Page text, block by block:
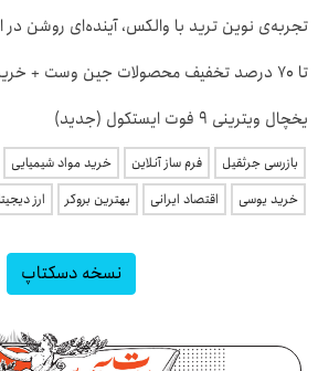
تجربه‌ی نوین ترید با والکس، آینده‌ای روشن
تا 70 درصد تخفیف محصولات جین وست + خرید در 4 قسط
یخچال ویترینی 9 فوت ایستکول (جدید)
بازرسی جرثقیل فرم ساز آنلاین خرید مواد شیمیایی
خرید یوسی
اقتصاد ایرانی بهترین بروکر ارز
نسخه دسکتاپ